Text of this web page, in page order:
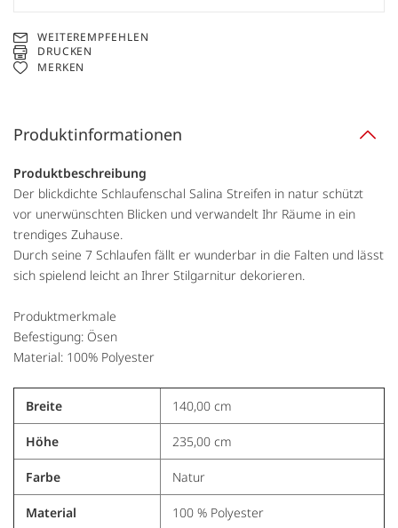
WEITEREMPFEHLEN
DRUCKEN
MERKEN
Produktinformationen
Produktbeschreibung
Der blickdichte Schlaufenschal Salina Streifen in natur schützt
vor unerwünschten Blicken und verwandelt Ihr Räume in ein
trendiges Zuhause.
Durch seine 7 Schlaufen fällt er wunderbar in die Falten und lässt
sich spielend leicht an Ihrer Stilgarnitur dekorieren.
Produktmerkmale
Befestigung: Ösen
Material: 100% Polyester
Breite 140,00 cm
Höhe 235,00 cm
Farbe Natur
Material 100 % Polyester